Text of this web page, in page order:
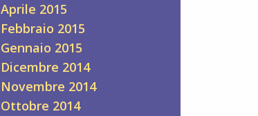
Aprile 2015
Febbraio 2015
Gennaio 2015
Dicembre 2014
Novembre 2014
Ottobre 2014